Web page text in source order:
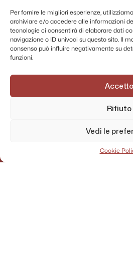
Per fornire le migliori esperienze,
archiviare e/o accedere alle informazioni
tecnologie ci consentirà di elaborare dati
navigazione o ID univoci su questo sito. Il
consenso può influire negativamente su
funzioni.
Accetto
Rifiuto
Vedi le
Cookie